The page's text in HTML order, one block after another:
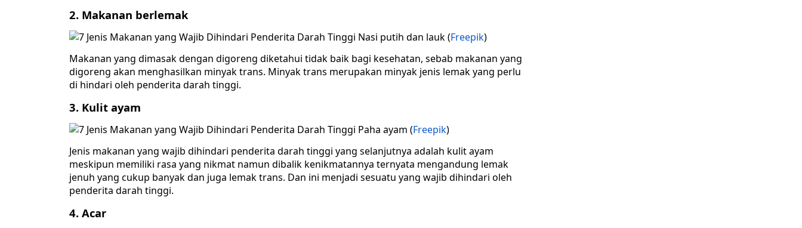
2. Makanan berlemak
Nasi putih dan lauk (Freepik)
Makanan yang dimasak dengan digoreng diketahui tidak baik bagi kesehatan, sebab makanan yang
digoreng akan menghasilkan minyak trans. Minyak trans merupakan minyak jenis lemak yang perlu
di hindari oleh penderita darah tinggi.
3. Kulit ayam
Paha ayam (Freepik)
Jenis makanan yang wajib dihindari penderita darah tinggi yang selanjutnya adalah kulit ayam
meskipun memiliki rasa yang nikmat namun dibalik kenikmatannya ternyata mengandung lemak
jenuh yang cukup banyak dan juga lemak trans. Dan ini menjadi sesuatu yang wajib dihindari oleh
penderita darah tinggi.
4. Acar